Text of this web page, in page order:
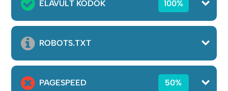
ELAVULT KÓDOK 100%
ROBOTS.TXT
PAGESPEED 50%